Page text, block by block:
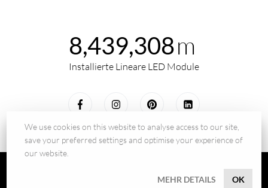
8,439,308m
Installierte Lineare LED Module
© 2026 - BILTON LEDON Technology GmbH
We use cookies on this website to analyse access to our site,
save your preferred settings and optimise your experience of
our website.
MEHR DETAILS OK